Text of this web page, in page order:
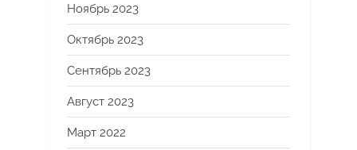
Ноябрь 2023
Октябрь 2023
Сентябрь 2023
Август 2023
Март 2022